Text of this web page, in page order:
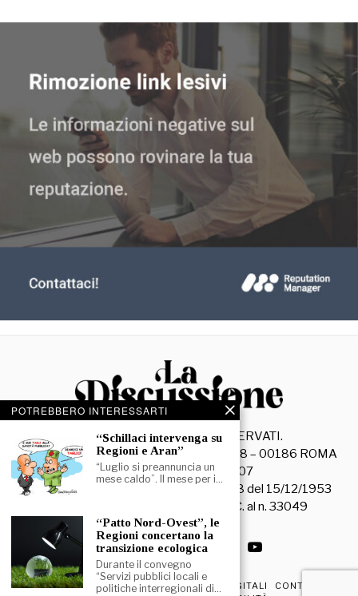
2026- TUTTI I DIRITTI RISERVATI.
La Discussione S.r.l. – Piazza Capranica, 78 – 00186 ROMA
C.F. e P. IVA 15045971007
Registrazione Tribunale di Roma n. 3628 del 15/12/1953
La società editrice è iscritta al R.O.C. al n. 33049
PRIVACY & COOKIE POLICY EDIZIONI DIGITALI
CONTATTI
POTREBBERO INTERESSARTI
“Schillaci intervenga su
Regioni e Aran”
“Luglio si preannuncia un
mese caldo”. Il mese per i…
“Patto Nord-Ovest”, le
Regioni concertano la
transizione ecologica
Durante il convegno
“Servizi pubblici locali e
politiche interregionali di…